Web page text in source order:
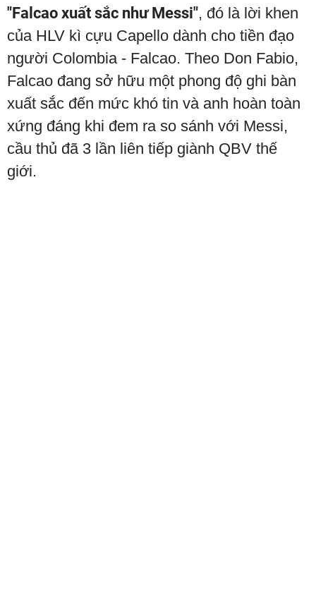
"Falcao xuất sắc như Messi", đó là lời khen
của HLV kì cựu Capello dành cho tiền đạo
người Colombia - Falcao. Theo Don Fabio,
Falcao đang sở hữu một phong độ ghi bàn
xuất sắc đến mức khó tin và anh hoàn toàn
xứng đáng khi đem ra so sánh với Messi,
cầu thủ đã 3 lần liên tiếp giành QBV thế
giới.